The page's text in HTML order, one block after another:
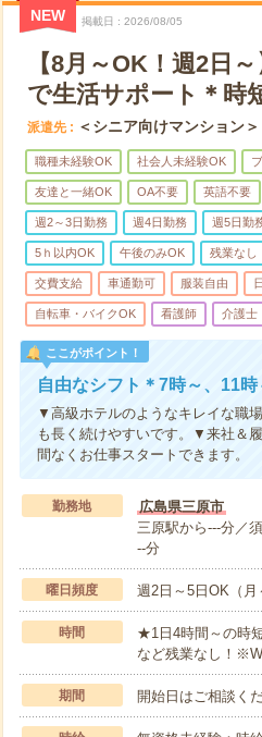
NEW 掲載日 2026/08/05
【8月～OK！週2日
で生活サポート＊時
派遣先 ＜シニア向けマンション＞
職種未経験OK 社会人未経験OK
友達と一緒OK OA不要 英語不要
週2～3日勤務 週4日勤務 週5日勤
5ｈ以内OK 午後のみOK 残業なし
交費支給 車通勤可 服装自由
自転車・バイクOK 看護師 介護士
ここがポイント！
自由なシフト＊7時～、11
▼高級ホテルのようなキレイな職
も長く続けやすいです。▼来社＆
間なくお仕事スタートできます。
勤務地
広島県三原市
三原駅から---分／
--分
曜日頻度 週2日～5日OK（
時間
★1日4時間～の時
など残業なし！
期間 開始日はご相談